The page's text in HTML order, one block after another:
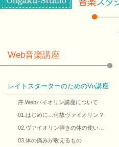
Web音楽講座
レイトスターターのためのVn講座
序.Webバイオリン講座について
01.はじめに…何故ヴァイオリン？
02.ヴァイオリン弾きの体の使い…
03.体の痛みが教えるもの